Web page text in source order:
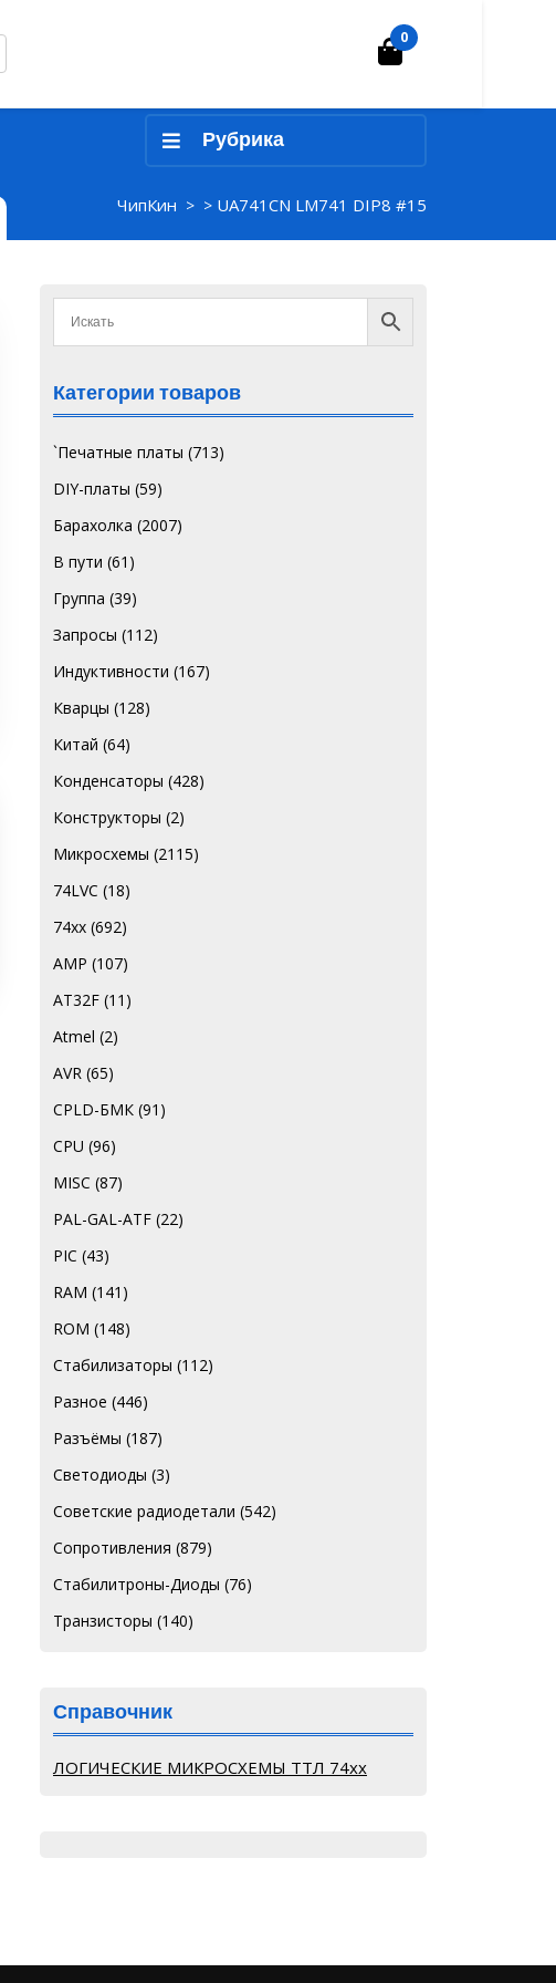
Корзина
0
Рубрика
ЧипКин > > UA741CN LM741 DIP8 #15
Категории товаров
`Печатные платы (713)
DIY-платы (59)
Барахолка (2007)
В пути (61)
Группа (39)
Запросы (112)
Индуктивности (167)
Кварцы (128)
Китай (64)
Конденсаторы (428)
Конструкторы (2)
Микросхемы (2115)
74LVC (18)
74хх (692)
AMP (107)
AT32F (11)
Atmel (2)
AVR (65)
CPLD-БМК (91)
CPU (96)
MISC (87)
PAL-GAL-ATF (22)
PIC (43)
RAM (141)
ROM (148)
Стабилизаторы (112)
Разное (446)
Разъёмы (187)
Светодиоды (3)
Советские радиодетали (542)
Сопротивления (879)
Стабилитроны-Диоды (76)
Транзисторы (140)
Справочник
ЛОГИЧЕСКИЕ МИКРОСХЕМЫ ТТЛ 74хх